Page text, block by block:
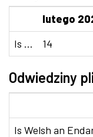
lutego
Is ...
14
Odwiedziny
Is Welsh an